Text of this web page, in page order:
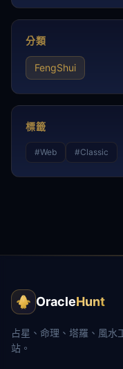
分類
FengShui
標籤
#Web #Classic
OracleHunt
占星、命理、塔羅、風水
站。